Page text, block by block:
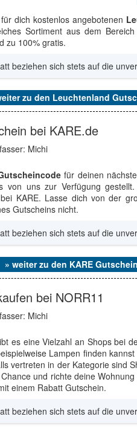
dich kostenlos angebotenen
Sortiment aus dem
zu 100% gratis.
beziehen sich stets auf die
zu den Leuchtenland
bei KARE.de
Michi
für deinen
von uns zur Verfügung
KARE. Lasse dich von der
Gutscheins nicht.
beziehen sich stets auf die
» weiter zu den KARE
bei NORR11
Michi
es eine Vielzahl an Shops bei
Lampen finden
vertreten in der Kategorie sind
und richte deine
einem Rabatt Gutschein.
beziehen sich stets auf die